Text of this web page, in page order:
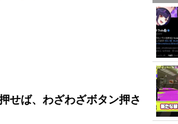
せば、わざわざボタン押さ